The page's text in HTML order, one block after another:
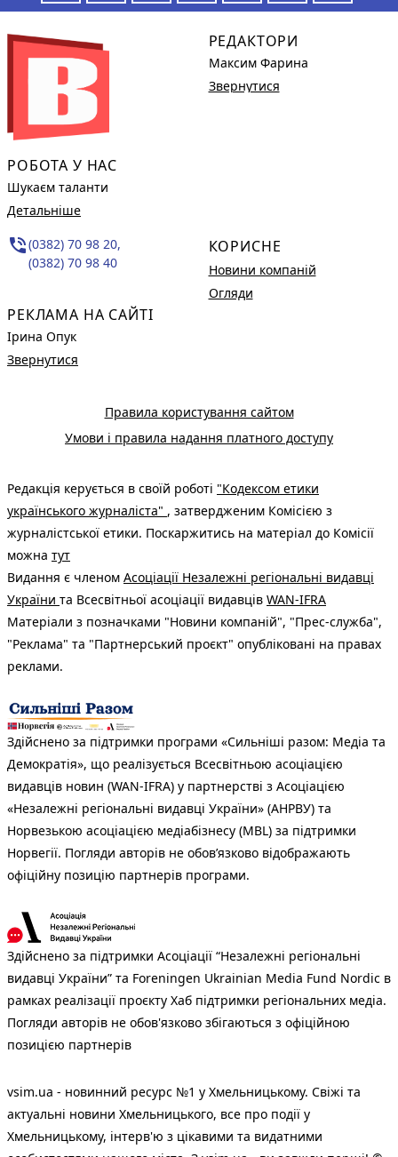
РОБОТА У НАС
Шукаєм таланти
Детальніше
phone_in_talk(0382) 70 98 20,
(0382) 70 98 40
РЕКЛАМА НА САЙТІ
Ірина Опук
Звернутися
РЕДАКТОРИ
Максим Фарина
Звернутися
КОРИСНЕ
Новини компаній
Огляди
Правила користування сайтом
Умови і правила надання платного доступу
Редакція керується в своїй роботі "Кодексом етики
українського журналіста" , затвердженим Комісією з
журналістської етики. Поскаржитись на матеріал до Комісії
можна тут
Видання є членом Асоціації Незалежні регіональні видавці
України та Всесвітньої асоціації видавців WAN-IFRA
Матеріали з позначками "Новини компаній", "Прес-служба",
"Реклама" та "Партнерський проєкт" опубліковані на правах
реклами.
Здійснено за підтримки програми «Сильніші разом: Медіа та
Демократія», що реалізується Всесвітньою асоціацією
видавців новин (WAN-IFRA) у партнерстві з Асоціацією
«Незалежні регіональні видавці України» (АНРВУ) та
Норвезькою асоціацією медіабізнесу (MBL) за підтримки
Норвегії. Погляди авторів не обов’язково відображають
офіційну позицію партнерів програми.
Здійснено за підтримки Асоціації “Незалежні регіональні
видавці України” та Foreningen Ukrainian Media Fund Nordic в
рамках реалізації проєкту Хаб підтримки регіональних медіа.
Погляди авторів не обов'язково збігаються з офіційною
позицією партнерів
vsim.ua - новинний ресурс №1 у Хмельницькому. Свіжі та
актуальні новини Хмельницького, все про події у
Хмельницькому, інтерв'ю з цікавими та видатними